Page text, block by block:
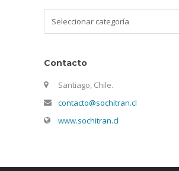
Contacto
Santiago, Chile.
contacto@sochitran.cl
www.sochitran.cl